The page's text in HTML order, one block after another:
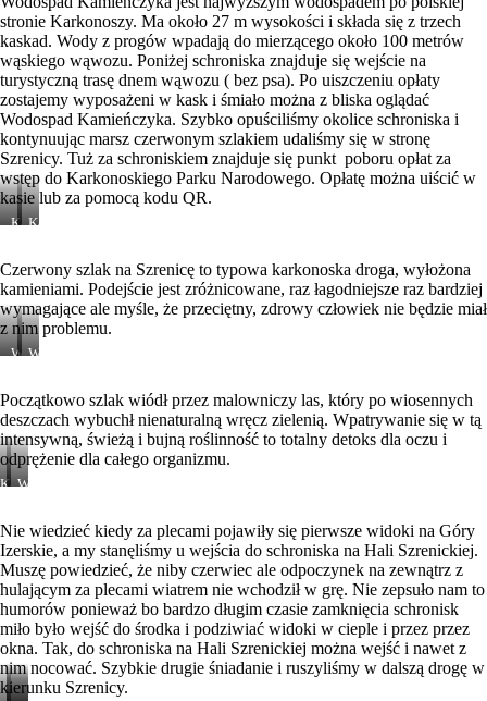
stronie Karkonoszy. Ma około 27 m wysokości i składa się z trzech
kaskad. Wody z progów wpadają do mierzącego około 100 metrów
wąskiego wąwozu. Poniżej schroniska znajduje się wejście na
turystyczną trasę dnem wąwozu ( bez psa). Po uiszczeniu opłaty
zostajemy wyposażeni w kask i śmiało można z bliska oglądać
Wodospad Kamieńczyka. Szybko opuściliśmy okolice schroniska i
kontynuując marsz czerwonym szlakiem udaliśmy się w stronę
Szrenicy. Tuż za schroniskiem znajduje się punkt poboru opłat za
wstęp do Karkonoskiego Parku Narodowego. Opłatę można uiścić w
kasie lub za pomocą kodu QR.
Karkonoski
Karkonoski
Czerwony szlak na Szrenicę to typowa karkonoska droga, wyłożona
kamieniami. Podejście jest zróżnicowane, raz łagodniejsze raz bardziej
wymagające ale myśle, że przeciętny, zdrowy człowiek nie będzie miał
z nim problemu.
W
Halę
Szrenicką
Wodospad
artystyczna
Początkowo szlak wiódł przez malowniczy las, który po wiosennych
deszczach wybuchł nienaturalną wręcz zielenią. Wpatrywanie się w tą
intensywną, świeżą i bujną roślinność to totalny detoks dla oczu i
odprężenie dla całego organizmu.
Karkonoski
Widok
na
Szrenicę
Nie wiedzieć kiedy za plecami pojawiły się pierwsze widoki na Góry
Izerskie, a my stanęliśmy u wejścia do schroniska na Hali Szrenickiej.
Muszę powiedzieć, że niby czerwiec ale odpoczynek na zewnątrz z
hulającym za plecami wiatrem nie wchodził w grę. Nie zepsuło nam to
humorów ponieważ bo bardzo długim czasie zamknięcia schronisk
miło było wejść do środka i podziwiać widoki w cieple i przez przez
okna. Tak, do schroniska na Hali Szrenickiej można wejść i nawet z
nim nocować. Szybkie drugie śniadanie i ruszyliśmy w dalszą drogę w
kierunku Szrenicy.